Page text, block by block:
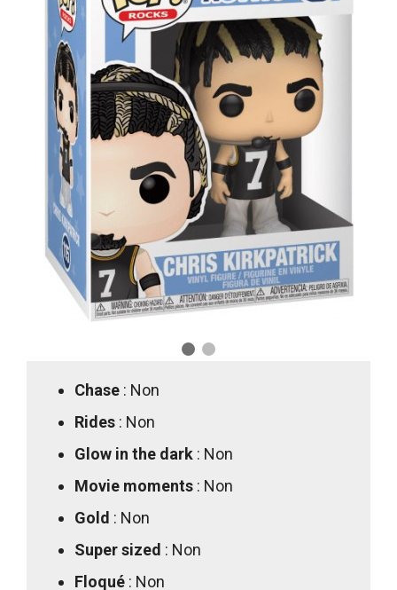
Chase : Non
Rides : Non
Glow in the dark : Non
Movie moments : Non
Gold : Non
Super sized : Non
Floqué : Non